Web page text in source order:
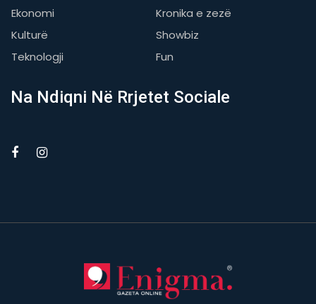
Ekonomi
Kronika e zezë
Kulturë
Showbiz
Teknologji
Fun
Na Ndiqni Në Rrjetet Sociale